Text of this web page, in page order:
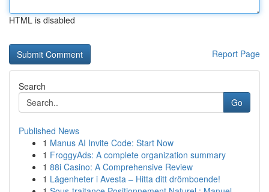
HTML is disabled
Report Page
Search
Go
Published News
1 Manus AI Invite Code: Start Now
1 FroggyAds: A complete organization summary
1 88i Casino: A Comprehensive Review
1 Lägenheter i Avesta – Hitta ditt drömboende!